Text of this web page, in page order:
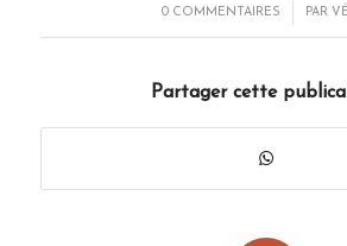
0 COMMENTAIRES
/ PAR
Partager cette